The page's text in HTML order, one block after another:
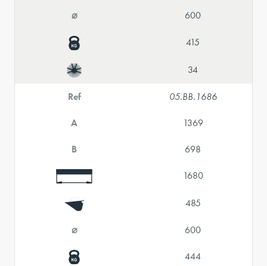
⌀ 600
415
34
Ref 05.BB.1686
A 1369
B 698
1680
485
⌀ 600
444